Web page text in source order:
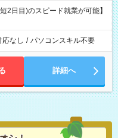
2日目)のスピード就業が可能】
応なし / パソコンスキル不要
詳細へ